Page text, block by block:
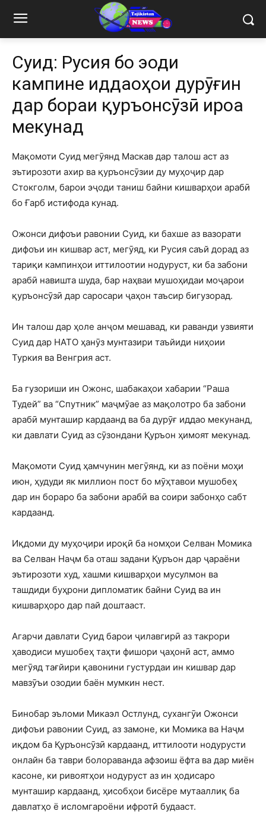
Суид: Русия бо эҷоди
кампине иддаоҳои дурӯғин
дар бораи қуръонсӯзӣ ироа
мекунад
Мақомоти Суид мегӯянд Маскав дар талош аст аз
эътирозоти ахир ва қуръонсӯзии ду муҳоҷир дар
Стокголм, барои эҷоди таниш байни кишварҳои арабӣ
бо Ғарб истифода кунад.
Ожонси дифоъи равонии Суид, ки бахше аз вазорати
дифоъи ин кишвар аст, мегӯяд, ки Русия саъй дорад аз
тариқи кампинҳои иттилоотии нодуруст, ки ба забони
арабӣ навишта шуда, бар наҳваи мушоҳидаи моҷарои
қуръонсӯзӣ дар саросари ҷаҳон таъсир бигузорад.
Ин талош дар ҳоле анҷом мешавад, ки раванди узвияти
Суид дар НАТО ҳанӯз мунтазири таъйиди ниҳоии
Туркия ва Венгрия аст.
Ба гузориши ин Ожонс, шабакаҳои хабарии “Раша
Тудей” ва “Спутник” маҷмӯае аз мақолотро ба забони
арабӣ мунташир кардаанд ва ба дурӯғ иддао мекунанд,
ки давлати Суид аз сӯзондани Қуръон ҳимоят мекунад.
Мақомоти Суид ҳамчунин мегӯянд, ки аз поёни моҳи
июн, ҳудуди як миллион пост бо мӯҳтавои мушобеҳ
дар ин бораро ба забони арабӣ ва соири забонҳо сабт
кардаанд.
Иқдоми ду муҳоҷири ироқӣ ба номҳои Селван Момика
ва Селван Наҷм ба оташ задани Қуръон дар ҷараёни
эътирозоти худ, хашми кишварҳои мусулмон ва
ташдиди буҳрони дипломатик байни Суид ва ин
кишварҳоро дар пай доштааст.
Агарчи давлати Суид барои ҷилавгирӣ аз такрори
ҳаводиси мушобеҳ таҳти фишори ҷаҳонӣ аст, аммо
мегӯяд тағйири қавонини густурдаи ин кишвар дар
мавзӯъи озодии баён мумкин нест.
Бинобар эъломи Микаэл Остлунд, сухангӯи Ожонси
дифоъи равонии Суид, аз замоне, ки Момика ва Наҷм
иқдом ба Қуръонсӯзӣ кардаанд, иттилооти нодурусти
онлайн ба таври болораванда афзоиш ёфта ва дар миён
касоне, ки ривоятҳои нодуруст аз ин ҳодисаро
мунташир кардаанд, ҳисобҳои бисёре мутааллиқ ба
давлатҳо ё исломгароёни ифротӣ будааст.